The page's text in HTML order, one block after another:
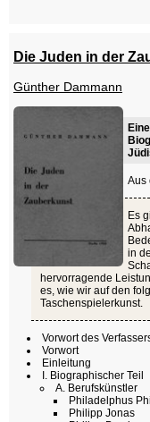
Die Juden in der
Günther Dammann
Eine
Aus
Es
in
hervorragende
es, wie wir auf den
Taschenspielerkunst.
Vorwort des
Vorwort
Einleitung
I. Biographischer Teil
A. Berufskünstler
Philadelphus
Philipp Jonas